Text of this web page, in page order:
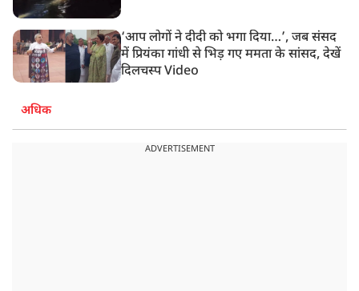
‘आप लोगों ने दीदी को भगा दिया…’, जब संसद
में प्रियंका गांधी से भिड़ गए ममता के सांसद, देखें
दिलचस्प Video
अधिक
ADVERTISEMENT